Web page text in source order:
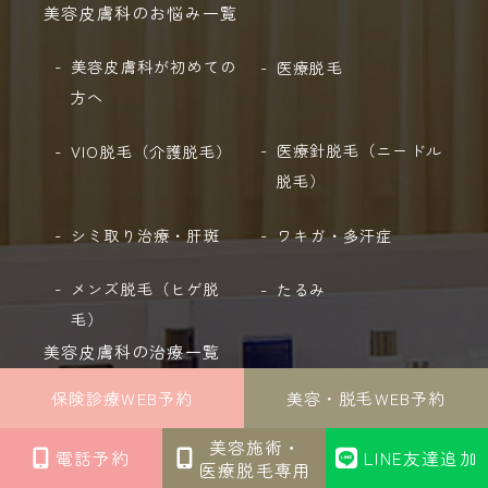
保険診療WEB予約 美容・脱毛WEB予約
電話予約
美容施術・
医療脱毛専用
LINE友達追加
美容皮膚科のお悩み一覧
美容皮膚科が初めての
方へ
医療脱毛
VIO脱毛（介護脱毛）
医療針脱毛（ニードル
脱毛）
シミ取り治療・肝斑 ワキガ・多汗症
メンズ脱毛（ヒゲ脱
毛）
たるみ
美容皮膚科の治療一覧
医療脱毛 VIO脱毛（介護脱毛）
医療針脱毛（ニードル
アバランチ脱毛